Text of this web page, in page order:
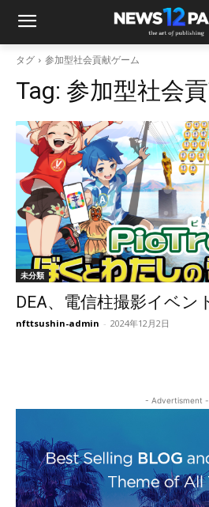
タグ 参加型社会貢献ゲーム
Tag: 参加型社会
未分類
DEA、電信柱撮影イベン
nfttsushin-admin - 2024年12月2日
- Advertisment -